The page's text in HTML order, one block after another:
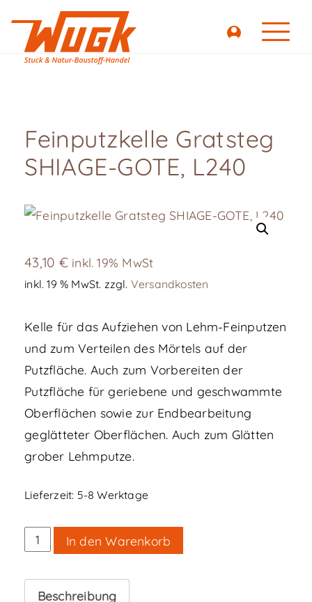
Feinputzkelle Gratsteg
SHIAGE-GOTE, L240
43,10 € inkl. 19% MwSt
inkl. 19 % MwSt. zzgl. Versandkosten
Kelle für das Aufziehen von Lehm-Feinputzen
und zum Verteilen des Mörtels auf der
Putzfläche. Auch zum Vorbereiten der
Putzfläche für geriebene und geschwammte
Oberflächen sowie zur Endbearbeitung
geglätteter Oberflächen. Auch zum Glätten
grober Lehmputze.
Lieferzeit: 5-8 Werktage
Feinputzkelle
Gratsteg
SHIAGE-
In den Warenkorb
Beschreibung